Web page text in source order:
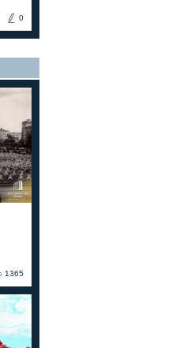
0
1365